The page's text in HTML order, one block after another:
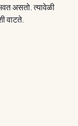
असतो. त्यावेळी
वाटते.